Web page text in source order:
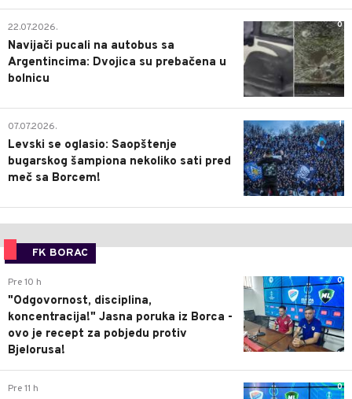
0
22.07.2026.
Navijači pucali na autobus sa
Argentincima: Dvojica su prebačena u
bolnicu
1
07.07.2026.
Levski se oglasio: Saopštenje
bugarskog šampiona nekoliko sati pred
meč sa Borcem!
FK BORAC
0
Pre 10 h
"Odgovornost, disciplina,
koncentracija!" Jasna poruka iz Borca -
ovo je recept za pobjedu protiv
Bjelorusa!
0
Pre 11 h